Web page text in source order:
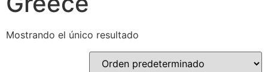
Mostrando el único resultado